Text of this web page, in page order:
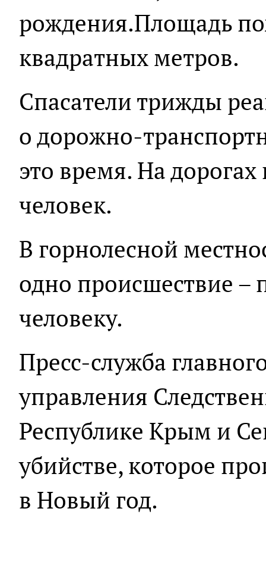
рождения.Площадь
квадратных метров.
Спасатели трижды
о дорожно-
это время. На
человек.
В горнолесной
одно происшествие
человеку.
Пресс-служба
управления
Республике Крым и
убийстве, которое
в Новый год.